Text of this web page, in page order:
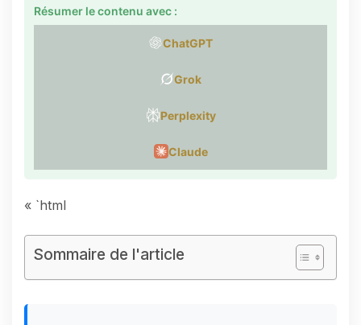
Résumer le contenu avec :
ChatGPT
Grok
Perplexity
Claude
« `html
Sommaire de l'article